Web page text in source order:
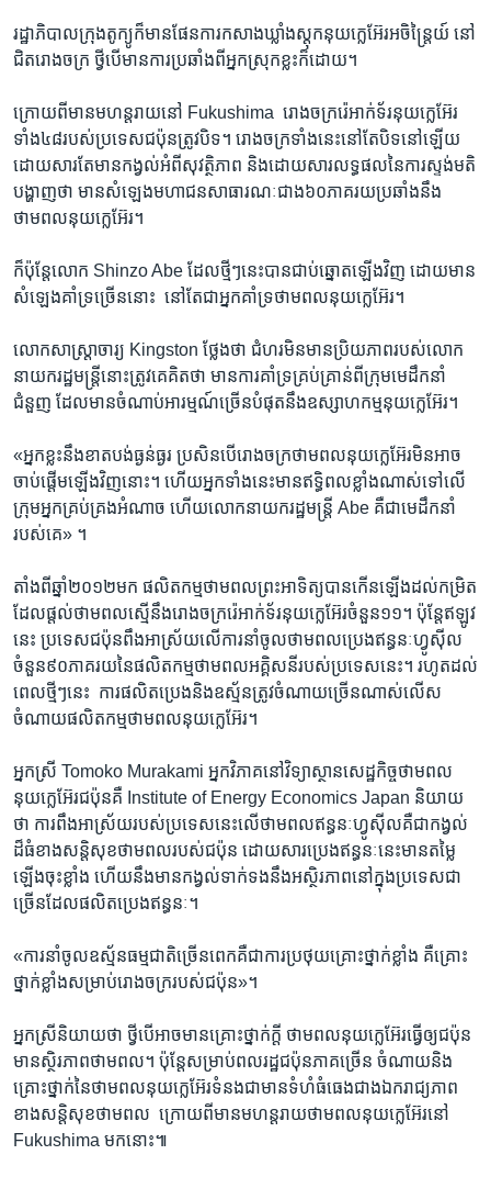
រដ្ឋាភិបាល​ក្រុង​តូក្យូ​ក៏​មាន​ផែន​ការ​កសាង​ឃ្លាំង​ស្តុក​នុយក្លេអ៊ែរ​អចិន្ត្រៃយ៍​ នៅ​
ជិត​រោងចក្រ​ ថ្វី​បើ​មាន​ការ​ប្រឆាំង​ពី​អ្នក​ស្រុក​ខ្លះ​ក៏​ដោយ។​
ក្រោយពី​មាន​មហន្តរាយនៅ ​Fukushima ​ រោង​ចក្រ​រ៉េអាក់ទ័រ​នុយក្លេអ៊ែរ​
ទាំង​៤៨​របស់​ប្រទេស​ជប៉ុន​ត្រូវ​បិទ។ ​រោងចក្រ​ទាំង​នេះ​នៅ​តែ​បិទ​នៅ​ឡើយ ​
ដោយ​សារ​តែមាន​កង្វល់​អំពី​សុវត្ថិភាព​ និង​ដោយ​សារ​លទ្ធ​ផល​នៃ​ការ​ស្ទង់​មតិ​
បង្ហាញ​ថា ​មាន​សំឡេង​មហាជន​សាធារណៈ​ជាង​៦០​ភាគរយ​ប្រឆាំង​នឹង​
ថាមពល​នុយក្លេអ៊ែរ។​
ក៏​ប៉ុន្តែ​លោក​ Shinzo Abe ​ដែល​ថ្មីៗ​នេះ​បាន​ជាប់​ឆ្នោត​ឡើង​វិញ​ ដោយ​មាន​
សំឡេង​គាំទ្រ​ច្រើន​នោះ ​ នៅតែ​ជា​អ្នក​គាំទ្រ​ថាមពល​នុយក្លេអ៊ែរ។​
លោក​សាស្ត្រាចារ្យ​ Kingston ​ថ្លែង​ថា ​ជំហរ​មិនមាន​ប្រិយភាព​របស់​លោក​
នាយក​រដ្ឋមន្ត្រី​នោះ​ត្រូវ​គេ​គិត​ថា ​មាន​ការ​គាំទ្រ​គ្រប់​គ្រាន់​ពីក្រុម​មេដឹក​នាំ​
ជំនួញ​ ដែល​មាន​ចំណាប់​អារម្មណ៍​ច្រើន​បំផុត​នឹង​ឧស្សាហ​កម្ម​នុយក្លេអ៊ែរ។​
«អ្នក​ខ្លះ​នឹង​ខាតបង់​ធ្ងន់ធ្ងរ​ ប្រសិន​បើ​រោងចក្រ​ថាមពល​នុយក្លេអ៊ែរ​មិន​អាច​
ចាប់​ផ្តើម​ឡើង​វិញ​នោះ។ ​ហើយ​អ្នក​ទាំង​នេះ​មាន​ឥទ្ធិពល​ខ្លាំង​ណាស់​ទៅ​លើ​
ក្រុម​អ្នក​គ្រប់គ្រង​អំណាច ​ហើយ​លោក​នាយក​រដ្ឋ​មន្ត្រី​ Abe ​គឺ​ជា​មេ​ដឹកនាំ​
របស់​គេ» ។​
តាំងពី​ឆ្នាំ​២០១២​មក​ ផលិត​កម្ម​ថាមពល​ព្រះអាទិត្យ​បាន​កើន​ឡើង​ដល់​កម្រិត​
ដែល​ផ្តល់​ថាមពល​ស្មើ​នឹង​រោងចក្រ​រ៉េអាក់ទ័រ​នុយក្លេអ៊ែរ​ចំនួន​១១។​ ប៉ុន្តែ​ឥឡូវ​
នេះ ​ប្រទេស​ជប៉ុន​ពឹង​អាស្រ័យ​លើការ​នាំ​ចូល​ថាម​ពល​ប្រេង​ឥន្ធនៈ​ហ្វូស៊ីល​
ចំនួន​៩០​ភាគរយ​នៃ​ផលិត​កម្ម​ថាមពល​អគ្គិសនី​របស់​ប្រទេស​នេះ។​ រហូត​ដល់​
ពេលថ្មីៗ​នេះ ​ ការ​ផលិត​ប្រេង​និង​ឧស្ម័ន​ត្រូវ​ចំណាយ​ច្រើន​ណាស់​លើស​
ចំណាយ​ផលិត​កម្ម​ថាម​ពល​នុយក្លេអ៊ែរ។​
អ្នកស្រី ​Tomoko Murakami ​អ្នក​វិភាគ​នៅ​វិទ្យាស្ថាន​សេដ្ឋ​កិច្ច​ថាមពល​
នុយក្លេអ៊ែរ​ជប៉ុន​គឺ​ Institute of Energy Economics ​Japan ​និយាយ​
ថា​ ការ​ពឹង​អាស្រ័យ​របស់​ប្រទេស​នេះ​លើ​ថាមពល​ឥន្ធនៈ​ហ្វូស៊ីល​គឺ​ជា​កង្វល់​
ដ៏​ធំ​ខាង​សន្តិសុខ​ថាមពលរបស់​ជប៉ុន ​ដោយសារ​ប្រេង​ឥន្ធនៈ​នេះ​មាន​តម្លៃ​
ឡើង​ចុះ​ខ្លាំង​ ហើយ​នឹង​មាន​កង្វល់​ទាក់ទង​នឹង​អស្ថិរភាព​នៅ​ក្នុង​ប្រទេស​ជា​
ច្រើន​ដែល​ផលិត​ប្រេង​ឥន្ធនៈ។​
«ការ​នាំ​ចូល​ឧស្ម័ន​ធម្មជាតិ​ច្រើន​ពេក​គឺ​ជា​ការ​ប្រថុយ​គ្រោះ​ថ្នាក់​ខ្លាំង​ គឺ​គ្រោះ​
ថ្នាក់​ខ្លាំង​សម្រាប់​រោងចក្រ​របស់​ជប៉ុន»។​
អ្នកស្រី​និយាយ​ថា​ ថ្វី​បើ​អាច​មាន​គ្រោះ​ថ្នាក់​ក្តី ថាមពល​នុយក្លេអ៊ែរ​ធ្វើឲ្យ​ជប៉ុន​
មាន​ស្ថិរភាពថាមពល។ ​ប៉ុន្តែ​សម្រាប់​ពល​រដ្ឋ​ជប៉ុន​ភាគ​ច្រើន​ ចំណាយ​និង​
គ្រោះ​ថ្នាក់​នៃ​ថាមពល​នុយក្លេអ៊ែរ​ទំនង​ជា​មាន​ទំហំ​ធំធេង​ជាង​ឯករាជ្យ​ភាព
ខាង​សន្តិសុខ​ថាមពល ​ ក្រោយ​ពី​មាន​មហន្តរាយ​ថាមពល​នុយក្លេអ៊ែរ​នៅ​
Fukushima ​មក​នោះ៕